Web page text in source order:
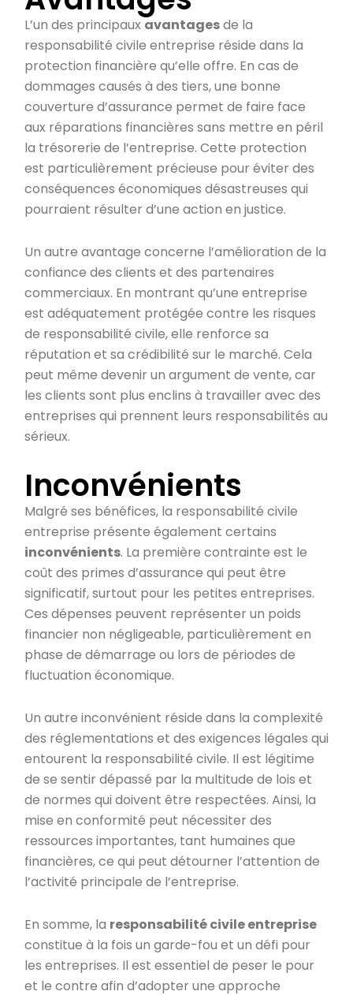
L’un des principaux avantagesde la
responsabilité civile entreprise réside dans la
protection financière qu’elle offre. En cas de
dommages causés à des tiers, une bonne
couverture d’assurance permet de faire face
aux réparations financières sans mettre en péril
la trésorerie de l’entreprise. Cette protection
est particulièrement précieuse pour éviter des
conséquences économiques désastreuses qui
pourraient résulter d’une action en justice.
Un autre avantage concerne l’amélioration de la
confiance des clients et des partenaires
commerciaux. En montrant qu’une entreprise
est adéquatement protégée contre les risques
de responsabilité civile, elle renforce sa
réputation et sa crédibilité sur le marché. Cela
peut même devenir un argument de vente, car
les clients sont plus enclins à travailler avec des
entreprises qui prennent leurs responsabilités au
sérieux.
Inconvénients
Malgré ses bénéfices, la responsabilité civile
entreprise présente également certains
inconvénients. La première contrainte est le
coût des primes d’assurance qui peut être
significatif, surtout pour les petites entreprises.
Ces dépenses peuvent représenter un poids
financier non négligeable, particulièrement en
phase de démarrage ou lors de périodes de
fluctuation économique.
Un autre inconvénient réside dans la complexité
des réglementations et des exigences légales qui
entourent la responsabilité civile. Il est légitime
de se sentir dépassé par la multitude de lois et
de normes qui doivent être respectées. Ainsi, la
mise en conformité peut nécessiter des
ressources importantes, tant humaines que
financières, ce qui peut détourner l’attention de
l’activité principale de l’entreprise.
En somme, la responsabilité civile entreprise
constitue à la fois un garde-fou et un défi pour
les entreprises. Il est essentiel de peser le pour
et le contre afin d’adopter une approche